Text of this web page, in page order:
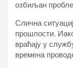
озбиљан
Слична
прошлости.
враћају у
времена